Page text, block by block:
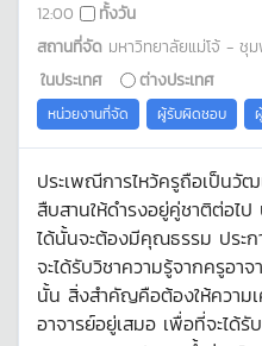
12:00
ทั้งวัน
สถานที่จัด มหาวิทยาลัยแม่โจ้ - ชุ
ในประเทศ
ต่างประเทศ
หน่วยงานที่จัด ผู้รับผิดชอบ
ประเพณีการไหว้ครูถือเป็น
สืบสานให้ดำรงอยู่คู่ชาติต่อไ
ได้นั้นจะต้องมีคุณธรรม ประก
จะได้รับวิชาความรู้จากครูอา
นั้น สิ่งสำคัญคือต้องให้ควา
อาจารย์อยู่เสมอ เพื่อที่จะได้